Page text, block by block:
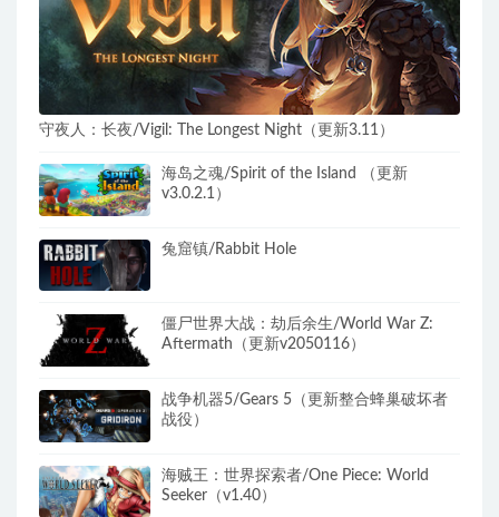
守夜人：长夜/Vigil: The Longest Night（更新3.11）
海岛之魂/Spirit of the Island （更新
v3.0.2.1）
兔窟镇/Rabbit Hole
僵尸世界大战：劫后余生/World War Z:
Aftermath（更新v2050116）
战争机器5/Gears 5（更新整合蜂巢破坏者
战役）
海贼王：世界探索者/One Piece: World
Seeker（v1.40）